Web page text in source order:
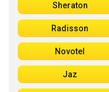
Sheraton
Radisson
Novotel
Jaz